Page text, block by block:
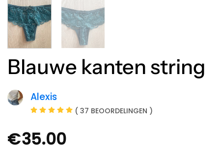
Blauwe kanten string
Alexis
( 37 BEOORDELINGEN )
€35.00